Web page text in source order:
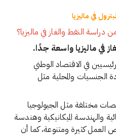
في ماليزيا
النفط والغاز في ماليزيا؟
في ماليزيا واسعة جدًا.
في الاقتصاد الوطني
الجنسيات والمحلية مثل
مختلفة مثل الجيولوجيا
والهندسة الميكانيكية وهندسة
العمل كثيرة ومتنوعة، كما أن